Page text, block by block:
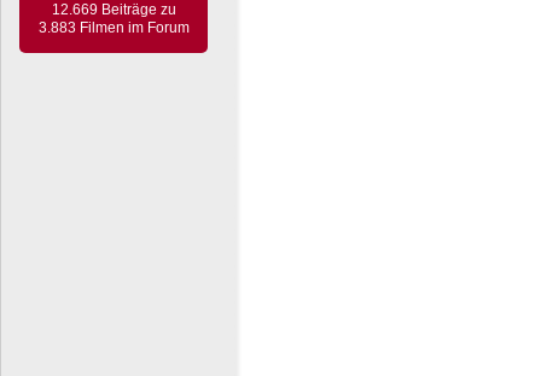
12.669 Beiträge zu
3.883 Filmen im Forum